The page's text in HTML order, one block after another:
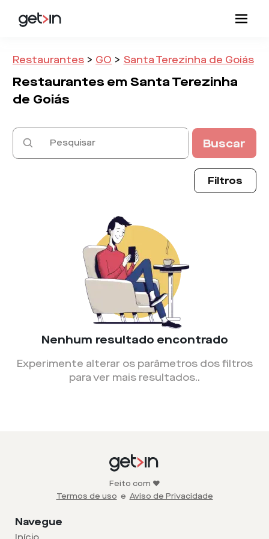
Restaurantes > GO > Santa Terezinha de Goiás
Restaurantes emSanta Terezinha
de Goiás
Buscar
Filtros
Nenhum resultado encontrado
Experimente alterar os parâmetros dos filtros
para ver mais resultados..
Feito com ❤️
Termos de uso e Aviso de Privacidade
Navegue